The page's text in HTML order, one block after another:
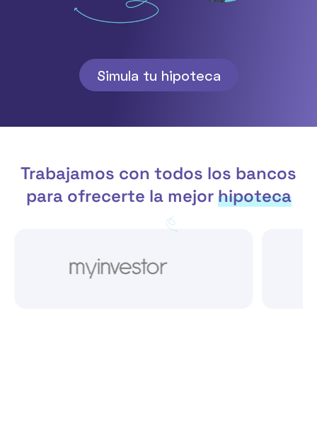
Simula tu hipoteca
Trabajamos con todos los bancos
para ofrecerte la mejorhipoteca